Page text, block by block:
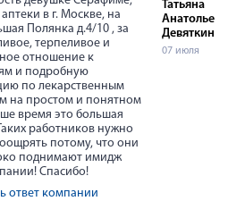
в г. Москве, на
Полянка д.4/10 , за
терпеливое и
отношение к
и подробную
по лекарственным
на простом и понятном
время это большая
работников нужно
потому, что они
поднимают имидж
Спасибо!
ответ компании
Татьяна
Девяткина
07 июля